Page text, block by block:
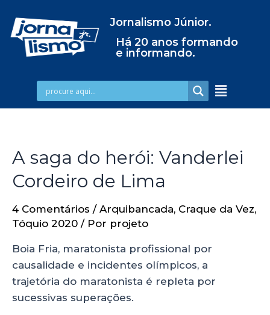
Jornalismo Júnior.
Há 20 anos formando
e informando.
A saga do herói: Vanderlei
Cordeiro de Lima
4 Comentários / Arquibancada, Craque da Vez,
Tóquio 2020 / Por projeto
Boia Fria, maratonista profissional por
causalidade e incidentes olímpicos, a
trajetória do maratonista é repleta por
sucessivas superações.